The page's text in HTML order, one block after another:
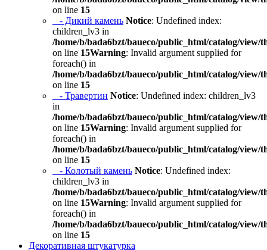
on line 15
- Дикий камень Notice: Undefined index:
children_lv3 in
/home/b/bada6bzt/baueco/public_html/catalog/view/
on line 15Warning: Invalid argument supplied for
foreach() in
/home/b/bada6bzt/baueco/public_html/catalog/view/
on line 15
- Травертин Notice: Undefined index: children_lv3
in
/home/b/bada6bzt/baueco/public_html/catalog/view/
on line 15Warning: Invalid argument supplied for
foreach() in
/home/b/bada6bzt/baueco/public_html/catalog/view/
on line 15
- Колотый камень Notice: Undefined index:
children_lv3 in
/home/b/bada6bzt/baueco/public_html/catalog/view/
on line 15Warning: Invalid argument supplied for
foreach() in
/home/b/bada6bzt/baueco/public_html/catalog/view/
on line 15
Декоративная штукатурка